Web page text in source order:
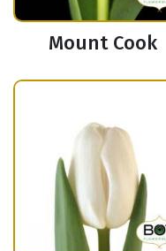
Mount Cook